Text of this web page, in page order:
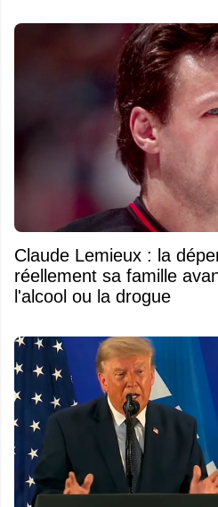
Claude Lemieux : la
réellement sa famille
l'alcool ou la drogue